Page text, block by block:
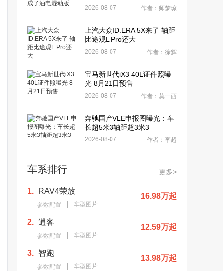
2026-08-07 作者：师梦琼
上汽大众ID.ERA 5X来了 轴距
比途观L Pro还大
2026-08-07 作者：徐辉
宝马新世代iX3 40L证件照曝
光 8月21日预售
2026-08-07 作者：莫一西
奔驰国产VLE申报图曝光：车
长超5米3轴距超3米3
2026-08-07 作者：李超
车系排行 更多>
1. RAV4荣放
参数配置 车型图片
16.98万起
2. 逍客
参数配置 车型图片
12.59万起
3. 智跑
参数配置 车型图片
13.98万起